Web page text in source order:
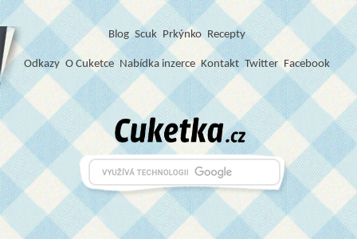
Blog Scuk Prkýnko Recepty
Odkazy O Cuketce Nabídka inzerce Kontakt Twitter Facebook